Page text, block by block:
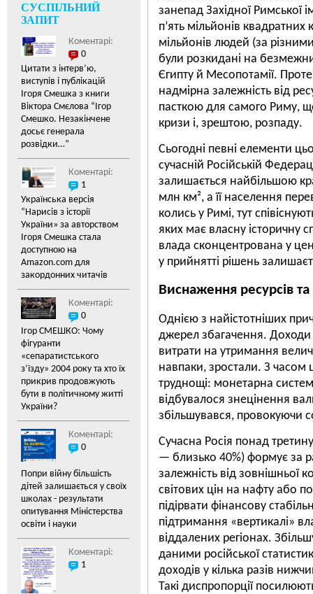
СУСПІЛЬНИЙ
ЗАПИТ
Коментарі:
0
Цитати з інтерв’ю,
виступів і публікацій
Ігоря Смешка з книги
Віктора Смєлова “Ігор
Смешко. Незакінчене
досьє генерала
розвідки…”
Коментарі:
1
Українська версія
“Нарисів з історії
України» за авторством
Ігоря Смешка стала
доступною на
Amazon.com для
закордонних читачів
Коментарі:
0
Ігор СМЕШКО: Чому
фігуранти
«cепаратистського
з’їзду» 2004 року та хто їх
прикрив продовжують
бути в політичному житті
України?
Коментарі:
0
Попри війну більшість
дітей залишається у своїх
школах - результати
опитування Міністерства
освіти і науки
Коментарі:
1
занепад Західної Римської
п’ять мільйонів квадратних
мільйонів людей (за
були розкидані на
Єгипту й Месопотамії.
надмірна залежність від
пасткою для самого Риму,
кризи і, зрештою, розпаду.
Сьогодні певні елементи
сучасній Російській
залишається найбільшою
млн км², а її населення
колись у Римі, тут
яких має власну історичну
влада сконцентрована у
у прийнятті рішень
Виснаження ресурсів
Однією з найістотніших
джерел збагачення.
витрати на утримання
навпаки, зростали. З часом
труднощі: монетарна
відбувалося знецінення
збільшувався, провокуючи
Сучасна Росія понад
— близько 40%) формує за
залежність від зовнішньої
світових цін на нафту або
підірвати фінансову
підтримання «вертикалі»
віддалених регіонах.
даними російської
доходів у кілька разів
Такі диспропорції
Замалчивание
ситуации по «делу
Развожаева»
украинских граждан в
собственной страны....